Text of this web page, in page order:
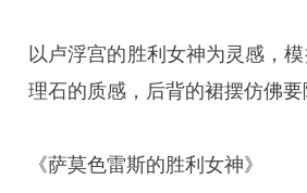
以卢浮宫的胜利女神为灵感，
理石的质感，后背的裙摆仿佛要
《萨莫色雷斯的胜利女神》